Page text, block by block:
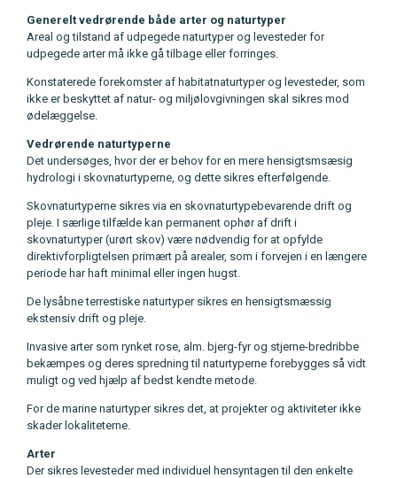
Generelt vedrørende både arter og naturtyper
Areal og tilstand af udpegede naturtyper og levesteder for
udpegede arter må ikke gå tilbage eller forringes.
Konstaterede forekomster af habitatnaturtyper og levesteder, som
ikke er beskyttet af natur- og miljølovgivningen skal sikres mod
ødelæggelse.
Vedrørende naturtyperne
Det undersøges, hvor der er behov for en mere hensigtsmsæsig
hydrologi i skovnaturtyperne, og dette sikres efterfølgende.
Skovnaturtyperne sikres via en skovnaturtypebevarende drift og
pleje. I særlige tilfælde kan permanent ophør af drift i
skovnaturtyper (urørt skov) være nødvendig for at opfylde
direktivforpligtelsen primært på arealer, som i forvejen i en længere
periode har haft minimal eller ingen hugst.
De lysåbne terrestiske naturtyper sikres en hensigtsmæssig
ekstensiv drift og pleje.
Invasive arter som rynket rose, alm. bjerg-fyr og stjerne-bredribbe
bekæmpes og deres spredning til naturtyperne forebygges så vidt
muligt og ved hjælp af bedst kendte metode.
For de marine naturtyper sikres det, at projekter og aktiviteter ikke
skader lokaliteterne.
Arter
Der sikres levesteder med individuel hensyntagen til den enkelte